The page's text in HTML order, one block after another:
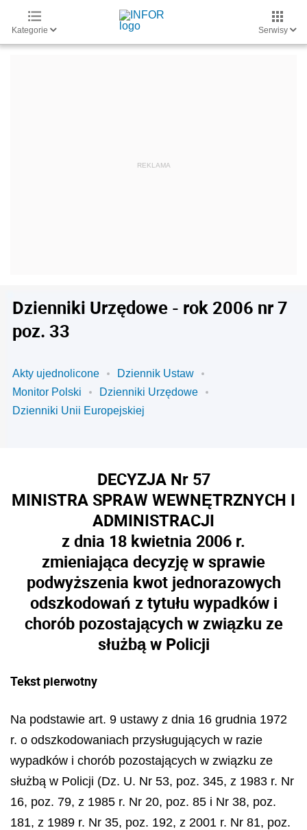
Kategorie Serwisy
Dzienniki Urzędowe - rok 2006 nr 7
poz. 33
Akty ujednolicone
Dziennik Ustaw
Monitor Polski
Dzienniki Urzędowe
Dzienniki Unii Europejskiej
DECYZJA Nr 57
MINISTRA SPRAW WEWNĘTRZNYCH I
ADMINISTRACJI
z dnia 18 kwietnia 2006 r.
zmieniająca decyzję w sprawie
podwyższenia kwot jednorazowych
odszkodowań z tytułu wypadków i
chorób pozostających w związku ze
służbą w Policji
Tekst pierwotny
Na podstawie art. 9 ustawy z dnia 16 grudnia 1972
r. o odszkodowaniach przysługujących w razie
wypadków i chorób pozostających w związku ze
służbą w Policji (Dz. U. Nr 53, poz. 345, z 1983 r. Nr
16, poz. 79, z 1985 r. Nr 20, poz. 85 i Nr 38, poz.
181, z 1989 r. Nr 35, poz. 192, z 2001 r. Nr 81, poz.